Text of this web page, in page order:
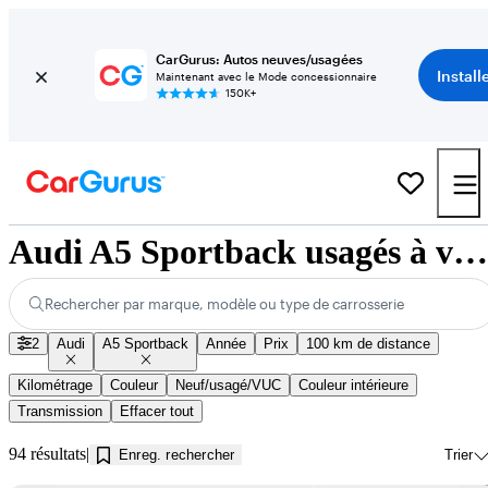
CarGurus: Autos neuves/usagées
Maintenant avec le Mode concessionnaire
150K+
Audi A5 Sportback usagés à vendre près de Innisfil, ON
Rechercher par marque, modèle ou type de carrosserie
2 Audi A5 Sportback Année Prix 100 km de distance
Kilométrage Couleur Neuf/usagé/VUC
Couleur intérieure
Transmission
Effacer tout
94 résultats Enreg. rechercher Trier